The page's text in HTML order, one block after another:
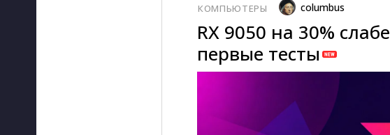
КОМПЬЮТЕРЫ columbus
RX 9050 на 30%
первые тесты